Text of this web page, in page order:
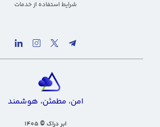
شرایط استفاده از خدمات
امن، مطمئن، هوشمند
ابر دراک © ۱۴۰۵